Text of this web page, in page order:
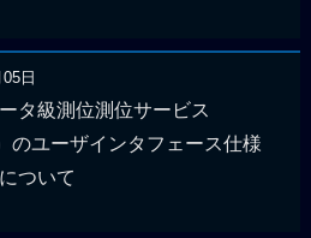
日
タ級測位測位サービス
のユーザインタフェース仕様
ついて